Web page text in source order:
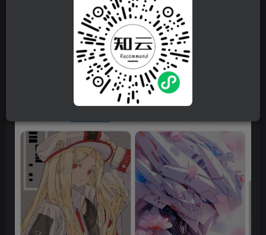
日常使用很方便，下载数量有限制，但是也足够了，软件本
身做的不错，觉得不错是可以入正的，也就一杯奶茶钱。